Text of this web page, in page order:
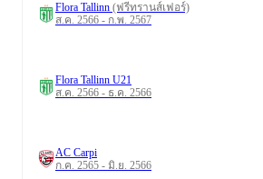
Flora Tallinn (ฟรีทรานส์เฟอร์)
ส.ค. 2566 - ก.พ. 2567
Flora Tallinn U21
ส.ค. 2566 - ธ.ค. 2566
AC Carpi
ก.ค. 2565 - มิ.ย. 2566